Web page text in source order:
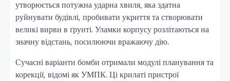
утворюється потужна ударна хвиля, яка здатна
руйнувати будівлі, пробивати укриття та створювати
великі вирви в ґрунті. Уламки корпусу розлітаються на
значну відстань, посилюючи вражаючу дію.
Сучасні варіанти бомби отримали модулі планування та
корекції, відомі як УМПК. Ці крилаті пристрої